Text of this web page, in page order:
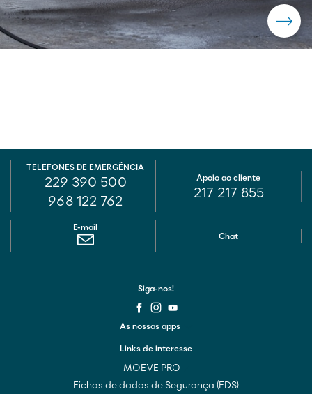
TELEFONES DE EMERGÊNCIA
229 390 500
968 122 762
E-mail
Chat
Apoio ao cliente
217 217 855
Links de interesse
MOEVE PRO
Fichas de dados de Segurança (FDS)
As nossas apps
Siga-nos!